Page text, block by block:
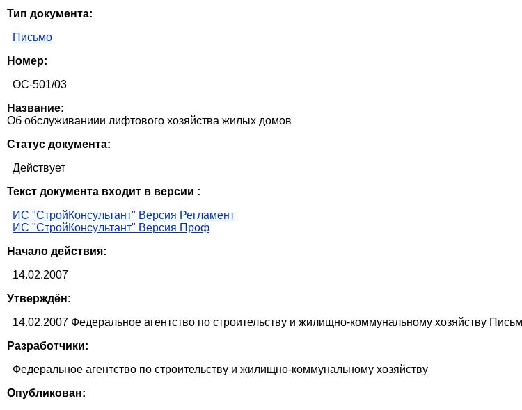
Тип документа:
Письмо
Номер:
ОС-501/03
Название:
Об обслуживаниии лифтового хозяйства жилых домов
Статус документа:
Действует
Текст документа входит в версии :
ИС "СтройКонсультант" Версия Регламент
ИС "СтройКонсультант" Версия Проф
Начало действия:
14.02.2007
Утверждён:
14.02.2007 Федеральное агентство по строительству и жилищно-коммунальному хозяйству
Разработчики:
Федеральное агентство по строительству и жилищно-коммунальному хозяйству
Опубликован: